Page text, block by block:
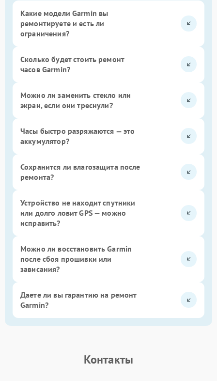
Какие модели Garmin вы
ремонтируете и есть ли
ограничения?
Сколько будет стоить ремонт
часов Garmin?
Можно ли заменить стекло или
экран, если они треснули?
Часы быстро разряжаются — это
аккумулятор?
Сохранится ли влагозащита после
ремонта?
Устройство не находит спутники
или долго ловит GPS — можно
исправить?
Можно ли восстановить Garmin
после сбоя прошивки или
зависания?
Даете ли вы гарантию на ремонт
Garmin?
Контакты